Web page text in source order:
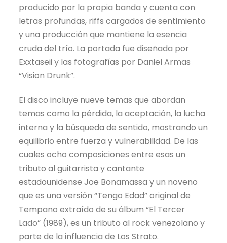
producido por la propia banda y cuenta con
letras profundas, riffs cargados de sentimiento
y una producción que mantiene la esencia
cruda del trío. La portada fue diseñada por
Exxtaseii y las fotografías por Daniel Armas
“Vision Drunk”.
El disco incluye nueve temas que abordan
temas como la pérdida, la aceptación, la lucha
interna y la búsqueda de sentido, mostrando un
equilibrio entre fuerza y vulnerabilidad. De las
cuales ocho composiciones entre esas un
tributo al guitarrista y cantante
estadounidense Joe Bonamassa y un noveno
que es una versión “Tengo Edad” original de
Tempano extraído de su álbum “El Tercer
Lado” (1989), es un tributo al rock venezolano y
parte de la influencia de Los Strato.